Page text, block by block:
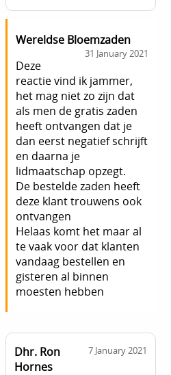
Wereldse Bloemzaden
31 January 2021
Deze
reactie vind ik jammer,
het mag niet zo zijn dat
als men de gratis zaden
heeft ontvangen dat je
dan eerst negatief schrijft
en daarna je
lidmaatschap opzegt.
De bestelde zaden heeft
deze klant trouwens ook
ontvangen
Helaas komt het maar al
te vaak voor dat klanten
vandaag bestellen en
gisteren al binnen
moesten hebben
Dhr. Ron
Hornes
7 January 2021